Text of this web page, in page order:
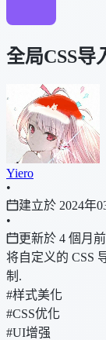
全局CSS导
Yiero
•
建立於 2024年
•
更新於 4 個月前
将自定义的 CSS
制.
#样式美化
#CSS优化
#UI增强